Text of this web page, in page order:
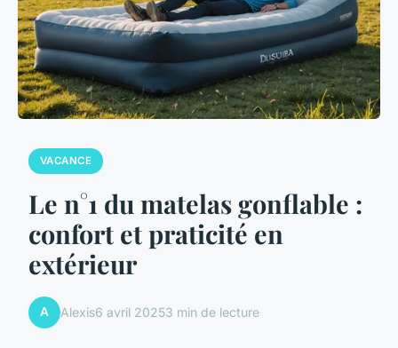
VACANCE
Le n°1 du matelas gonflable :
confort et praticité en
extérieur
A Alexis6 avril 20253 min de lecture